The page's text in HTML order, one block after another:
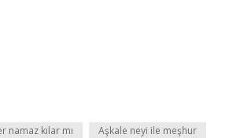
namaz kılar mı Aşkale neyi ile meşhur